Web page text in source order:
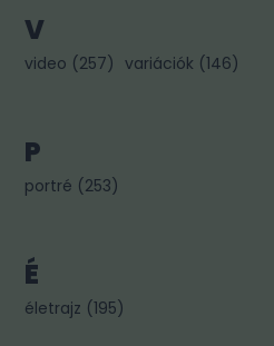
V
video (257) variációk (146)
P
portré (253)
É
életrajz (195)